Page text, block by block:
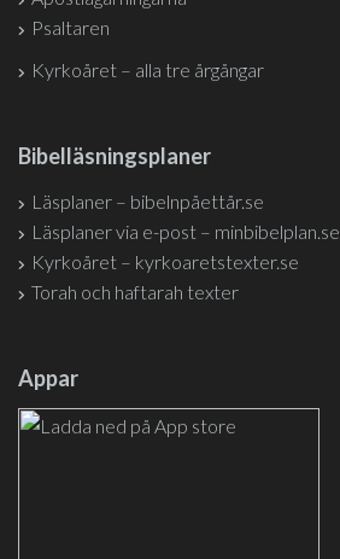
Psaltaren
Kyrkoåret – alla tre årgångar
Bibelläsningsplaner
Läsplaner – bibelnpåettår.se
Läsplaner via e-post – minbibelplan.se
Kyrkoåret – kyrkoaretstexter.se
Torah och haftarah texter
Appar